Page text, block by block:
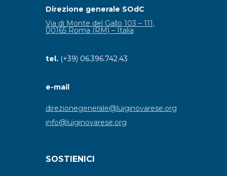
Direzione generale SOdC
Via di Monte del Gallo 103 – 111,
00165 Roma (RM) – Italia
tel. (+39) 06.396.742.43
e-mail
direzionegenerale@luiginovarese.org
info@luiginovarese.org
SOSTIENICI